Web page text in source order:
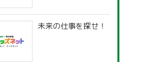
未来の仕事を探せ！